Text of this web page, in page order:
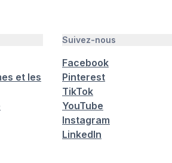
et les
Suivez-nous
Facebook
Pinterest
TikTok
YouTube
Instagram
LinkedIn